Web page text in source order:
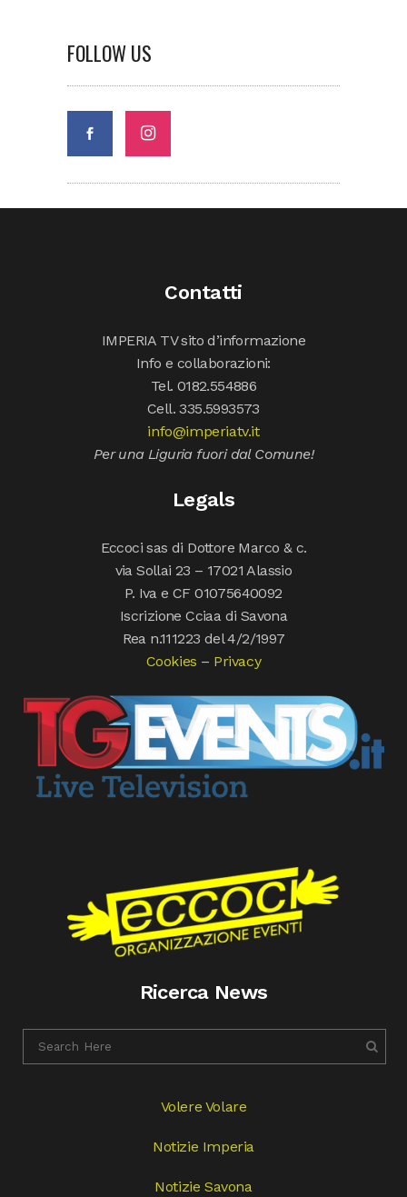
FOLLOW US
Contatti
IMPERIA TV sito d’informazione
Info e collaborazioni:
Tel. 0182.554886
Cell. 335.5993573
info@imperiatv.it
Per una Liguria fuori dal Comune!
Legals
Eccoci sas di Dottore Marco & c.
via Sollai 23 – 17021 Alassio
P. Iva e CF 01075640092
Iscrizione Cciaa di Savona
Rea n.111223 del 4/2/1997
Cookies – Privacy
Ricerca News
Volere Volare
Notizie Imperia
Notizie Savona